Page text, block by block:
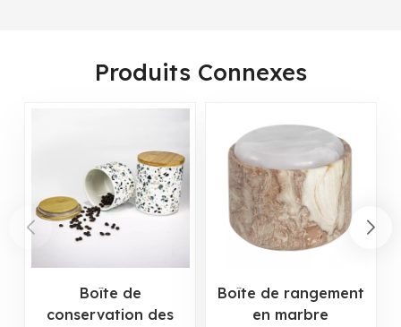
Produits Connexes
Boîte de
conservation des
Boîte de rangement
en marbre